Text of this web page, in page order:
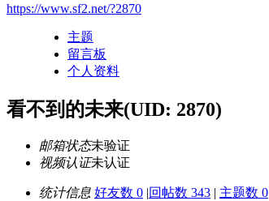
https://www.sf2.net/?2870
主题
留言板
个人资料
看不到的未来(UID: 2870)
邮箱状态未验证
视频认证未认证
统计信息 好友数 0 |回帖数 343 | 主题数 0